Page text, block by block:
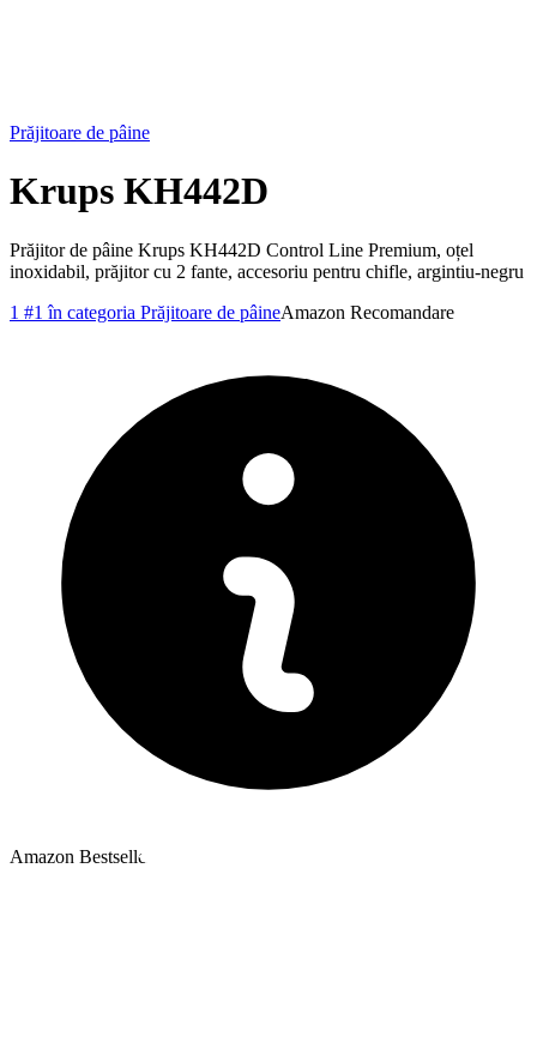
Prăjitoare de pâine
Krups KH442D
Prăjitor de pâine Krups KH442D Control Line Premium, oțel
inoxidabil, prăjitor cu 2 fante, accesoriu pentru chifle, argintiu-negru
1 #1 în categoria Prăjitoare de pâineAmazon Recomandare
Amazon Bestseller